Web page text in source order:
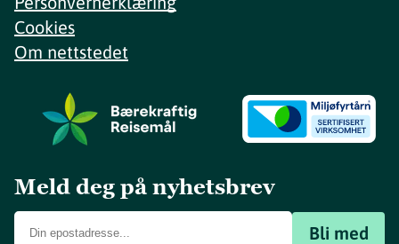
Cookies
Om nettstedet
Meld deg på nyhetsbrev
Bli med